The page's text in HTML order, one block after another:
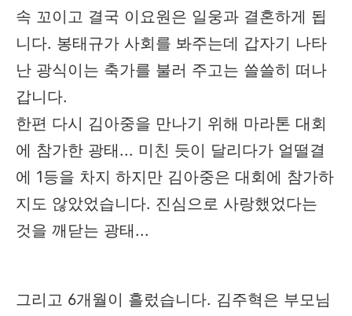
속 꼬이고 결국 이요원은 일웅과 결혼하게 됩
니다. 봉태규가 사회를 봐주는데 갑자기 나타
난 광식이는 축가를 불러 주고는 쓸쓸히 떠나
갑니다.
한편 다시 김아중을 만나기 위해 마라톤 대회
에 참가한 광태... 미친 듯이 달리다가 얼떨결
에 1등을 차지 하지만 김아중은 대회에 참가하
지도 않았었습니다. 진심으로 사랑했었다는
것을 깨닫는 광태...
그리고 6개월이 흘렀습니다. 김주혁은 부모님